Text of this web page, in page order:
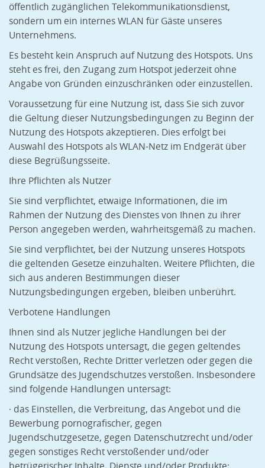
öffentlich zugänglichen Telekommunikationsdienst,
sondern um ein internes WLAN für Gäste unseres
Unternehmens.
Es besteht kein Anspruch auf Nutzung des Hotspots. Uns
steht es frei, den Zugang zum Hotspot jederzeit ohne
Angabe von Gründen einzuschränken oder einzustellen.
Voraussetzung für eine Nutzung ist, dass Sie sich zuvor
die Geltung dieser Nutzungsbedingungen zu Beginn der
Nutzung des Hotspots akzeptieren. Dies erfolgt bei
Auswahl des Hotspots als WLAN-Netz im Endgerät über
diese Begrüßungsseite.
Ihre Pflichten als Nutzer
Sie sind verpflichtet, etwaige Informationen, die im
Rahmen der Nutzung des Dienstes von Ihnen zu ihrer
Person angegeben werden, wahrheitsgemäß zu machen.
Sie sind verpflichtet, bei der Nutzung unseres Hotspots
die geltenden Gesetze einzuhalten. Weitere Pflichten, die
sich aus anderen Bestimmungen dieser
Nutzungsbedingungen ergeben, bleiben unberührt.
Verbotene Handlungen
Ihnen sind als Nutzer jegliche Handlungen bei der
Nutzung des Hotspots untersagt, die gegen geltendes
Recht verstoßen, Rechte Dritter verletzen oder gegen die
Grundsätze des Jugendschutzes verstoßen. Insbesondere
sind folgende Handlungen untersagt:
· das Einstellen, die Verbreitung, das Angebot und die
Bewerbung pornografischer, gegen
Jugendschutzgesetze, gegen Datenschutzrecht und/oder
gegen sonstiges Recht verstoßender und/oder